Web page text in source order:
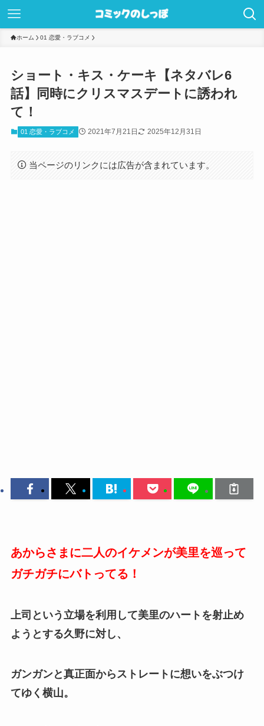
ホーム 01 恋愛・ラブコメ
ショート・キス・ケーキ【ネタバレ6
話】同時にクリスマスデートに誘われ
て！
01 恋愛・ラブコメ 2021年7月21日 2025年12月31日
当ページのリンクには広告が含まれています。
あからさまに二人のイケメンが美里を巡って
ガチガチにバトってる！
上司という立場を利用して美里のハートを射止め
ようとする久野に対し、
ガンガンと真正面からストレートに想いをぶつけ
てゆく横山。